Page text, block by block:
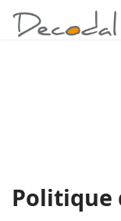
Politique